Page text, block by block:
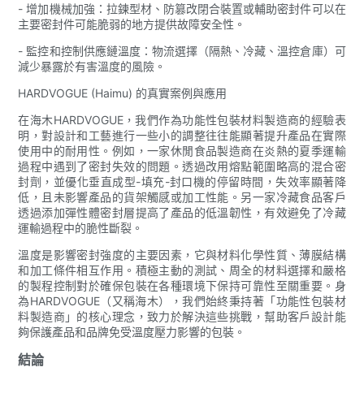
- 增加機械加強：拉鍊型材、防篡改閉合裝置或輔助密封件可以在
主要密封件可能脆弱的地方提供故障安全性。
- 監控和控制供應鏈溫度：物流選擇（隔熱、冷藏、溫控倉庫）可
減少暴露於有害溫度的風險。
HARDVOGUE (Haimu) 的真實案例與應用
在海木HARDVOGUE，我們作為功能性包裝材料製造商的經驗表
明，對設計和工藝進行一些小的調整往往能顯著提升產品在實際
使用中的耐用性。例如，一家休閒食品製造商在炎熱的夏季運輸
過程中遇到了密封失效的問題。透過改用熔點範圍略高的混合密
封劑，並優化垂直成型-填充-封口機的停留時間，失效率顯著降
低，且未影響產品的貨架觸感或加工性能。另一家冷藏食品客戶
透過添加彈性體密封層提高了產品的低溫韌性，有效避免了冷藏
運輸過程中的脆性斷裂。
溫度是影響密封強度的主要因素，它與材料化學性質、薄膜結構
和加工條件相互作用。積極主動的測試、周全的材料選擇和嚴格
的製程控制對於確保包裝在各種環境下保持可靠性至關重要。身
為HARDVOGUE（又稱海木），我們始終秉持著「功能性包裝材
料製造商」的核心理念，致力於解決這些挑戰，幫助客戶設計能
夠保護產品和品牌免受溫度壓力影響的包裝。
結論